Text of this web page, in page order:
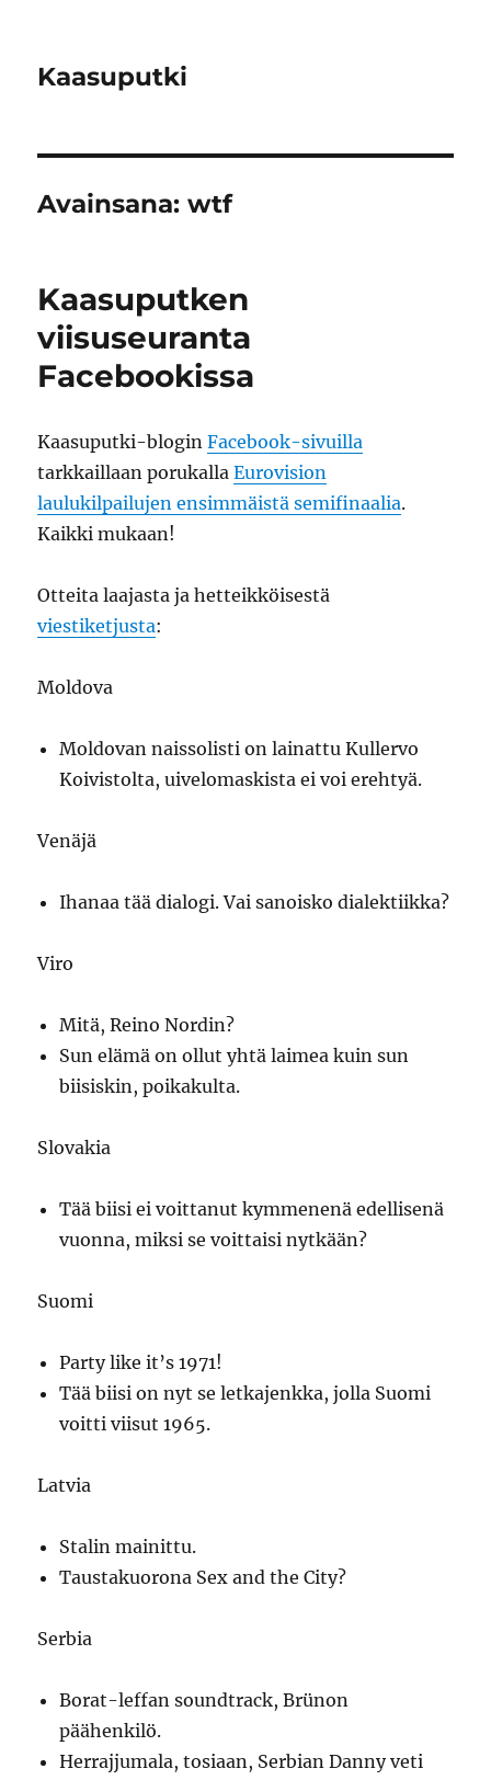
Kaasuputki
Avainsana:wtf
Kaasuputken
viisuseuranta
Facebookissa
Kaasuputki-bloginFacebook-sivuilla
tarkkaillaan porukallaEurovision
laulukilpailujen ensimmäistä semifinaalia.
Kaikki mukaan!
Otteita laajasta ja hetteikköisestä
viestiketjusta:
Moldova
Moldovan naissolisti on lainattu Kullervo
Koivistolta, uivelomaskista ei voi erehtyä.
Venäjä
Ihanaa tää dialogi. Vai sanoisko dialektiikka?
Viro
Mitä, Reino Nordin?
Sun elämä on ollut yhtä laimea kuin sun
biisiskin, poikakulta.
Slovakia
Tää biisi ei voittanut kymmenenä edellisenä
vuonna, miksi se voittaisi nytkään?
Suomi
Party like it’s 1971!
Tää biisi on nyt se letkajenkka, jolla Suomi
voitti viisut 1965.
Latvia
Stalin mainittu.
Taustakuorona Sex and the City?
Serbia
Borat-leffan soundtrack, Brünon
päähenkilö.
Herrajjumala, tosiaan, Serbian Danny veti